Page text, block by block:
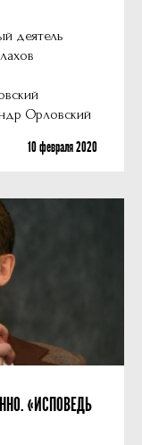
деятель
Орловский
10 февраля 2020
«ИСПОВЕДЬ